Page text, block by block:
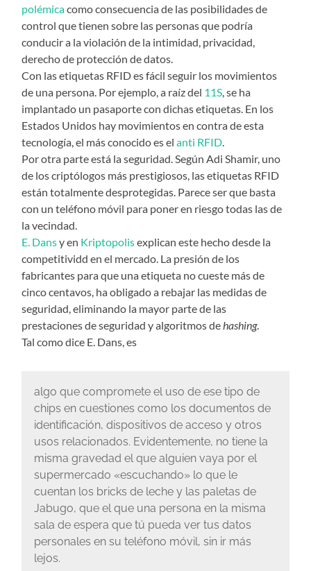
polémicacomo consecuencia de las posibilidades de
control que tienen sobre las personas que podría
conducir a la violación de la intimidad, privacidad,
derecho de protección de datos.
Con las etiquetas RFID es fácil seguir los movimientos
de una persona. Por ejemplo, a raíz del 11S, se ha
implantado un pasaporte con dichas etiquetas. En los
Estados Unidos hay movimientos en contra de esta
tecnología, el más conocido es elanti RFID.
Por otra parte está la seguridad. Según Adi Shamir, uno
de los criptólogos más prestigiosos, las etiquetas RFID
están totalmente desprotegidas. Parece ser que basta
con un teléfono móvil para poner en riesgo todas las de
la vecindad.
E. Dansy en Kriptopolisexplican este hecho desde la
competitividd en el mercado. La presión de los
fabricantes para que una etiqueta no cueste más de
cinco centavos, ha obligado a rebajar las medidas de
seguridad, eliminando la mayor parte de las
prestaciones de seguridad y algoritmos dehashing.
Tal como dice E. Dans, es
algo que compromete el uso de ese tipo de
chips en cuestiones como los documentos de
identificación, dispositivos de acceso y otros
usos relacionados. Evidentemente, no tiene la
misma gravedad el que alguien vaya por el
supermercado «escuchando» lo que le
cuentan los bricks de leche y las paletas de
Jabugo, que el que una persona en la misma
sala de espera que tú pueda ver tus datos
personales en su teléfono móvil, sin ir más
lejos.